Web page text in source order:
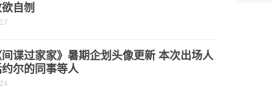
自刎
谍过家家》暑期企划头像更新 本次出场人
尔的同事等人